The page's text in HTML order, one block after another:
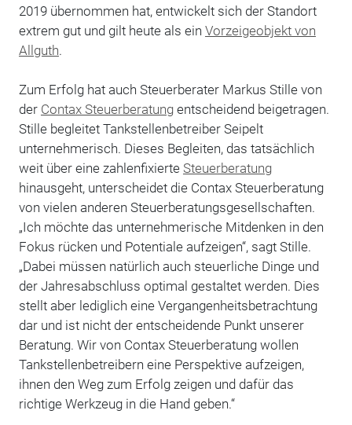
2019 übernommen hat, entwickelt sich der Standort
extrem gut und gilt heute als ein Vorzeigeobjekt von
Allguth.
Zum Erfolg hat auch Steuerberater Markus Stille von
der Contax Steuerberatungentscheidend beigetragen.
Stille begleitet Tankstellenbetreiber Seipelt
unternehmerisch. Dieses Begleiten, das tatsächlich
weit über eine zahlenfixierte Steuerberatung
hinausgeht, unterscheidet die Contax Steuerberatung
von vielen anderen Steuerberatungsgesellschaften.
„Ich möchte das unternehmerische Mitdenken in den
Fokus rücken und Potentiale aufzeigen“, sagt Stille.
„Dabei müssen natürlich auch steuerliche Dinge und
der Jahresabschluss optimal gestaltet werden. Dies
stellt aber lediglich eine Vergangenheitsbetrachtung
dar und ist nicht der entscheidende Punkt unserer
Beratung. Wir von Contax Steuerberatung wollen
Tankstellenbetreibern eine Perspektive aufzeigen,
ihnen den Weg zum Erfolg zeigen und dafür das
richtige Werkzeug in die Hand geben.“